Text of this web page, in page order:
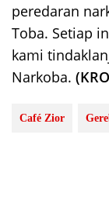
peredaran
Toba. Setiap
kami
Narkoba.
Café Zior